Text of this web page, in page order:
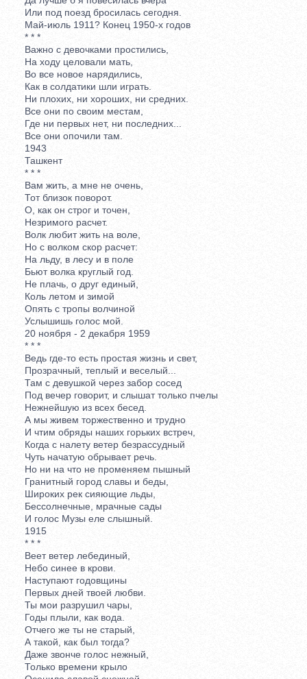
Или под поезд бросилась сегодня.
Май-июль 1911? Конец 1950-х годов
* * *
Важно с девочками простились,
На ходу целовали мать,
Во все новое нарядились,
Как в солдатики шли играть.
Ни плохих, ни хороших, ни средних.
Все они по своим местам,
Где ни первых нет, ни последних...
Все они опочили там.
1943
Ташкент
* * *
Вам жить, а мне не очень,
Тот близок поворот.
О, как он строг и точен,
Незримого расчет.
Волк любит жить на воле,
Но с волком скор расчет:
На льду, в лесу и в поле
Бьют волка круглый год.
Не плачь, о друг единый,
Коль летом и зимой
Опять с тропы волчиной
Услышишь голос мой.
20 ноября - 2 декабря 1959
* * *
Ведь где-то есть простая жизнь и свет,
Прозрачный, теплый и веселый...
Там с девушкой через забор сосед
Под вечер говорит, и слышат только пчелы
Нежнейшую из всех бесед.
А мы живем торжественно и трудно
И чтим обряды наших горьких встреч,
Когда с налету ветер безрассудный
Чуть начатую обрывает речь.
Но ни на что не променяем пышный
Гранитный город славы и беды,
Широких рек сияющие льды,
Бессолнечные, мрачные сады
И голос Музы еле слышный.
1915
* * *
Веет ветер лебединый,
Небо синее в крови.
Наступают годовщины
Первых дней твоей любви.
Ты мои разрушил чары,
Годы плыли, как вода.
Отчего же ты не старый,
А такой, как был тогда?
Даже звонче голос нежный,
Только времени крыло